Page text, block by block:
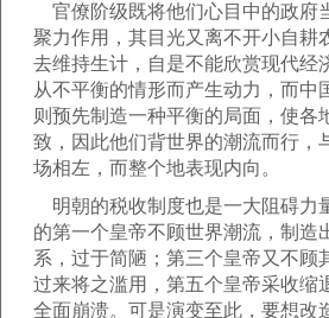
官僚阶级既将他们心目中的政府
聚力作用，其目光又离不开小自耕
去维持生计，自是不能欣赏现代经
从不平衡的情形而产生动力，而中
则预先制造一种平衡的局面，使各
致，因此他们背世界的潮流而行，
场相左，而整个地表现内向。
明朝的税收制度也是一大阻碍力
的第一个皇帝不顾世界潮流，制造
系，过于简陋；第三个皇帝又不顾
过来将之滥用，第五个皇帝采收缩
全面崩溃。可是演变至此，要想改